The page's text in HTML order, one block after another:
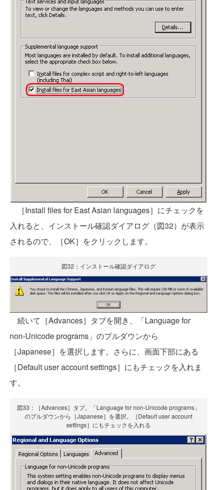
［Install files for East Asian languages］にチェックを
入れると、インストール確認ダイアログ（図32）が表示
されるので、［OK］をクリックします。
図32：インストール確認ダイアログ
続いて［Advances］タブを開き、「Language for
non-Unicode programs」のプルダウンから
［Japanese］を選択します。さらに、画面下部にある
［Default user account settings］にもチェックを入れま
す。
図33：［Advances］タブ。「Language for non-Unicode programs」
のプルダウンから［Japanese］を選択。［Default user account
settings］にもチェックを入れる